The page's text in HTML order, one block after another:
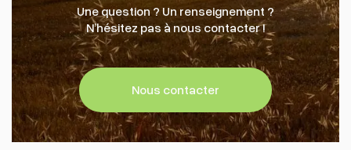
Une question ? Un renseignement ?
N’hésitez pas à nous contacter !
Nous contacter